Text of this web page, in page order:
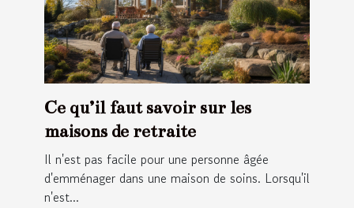
Ce qu’il faut savoir sur les
maisons de retraite
Il n'est pas facile pour une personne âgée
d'emménager dans une maison de soins. Lorsqu'il
n'est...